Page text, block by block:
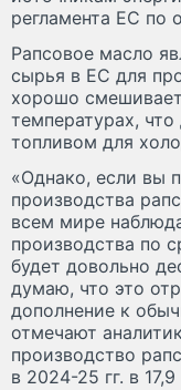
регламента ЕС по
Рапсовое масло
сырья в ЕС для
хорошо
температурах,
топливом для
«Однако, если вы
производства
всем мире
производства по
будет довольно
думаю, что это
дополнение к
отмечают
производство
в 2024-25 гг. в